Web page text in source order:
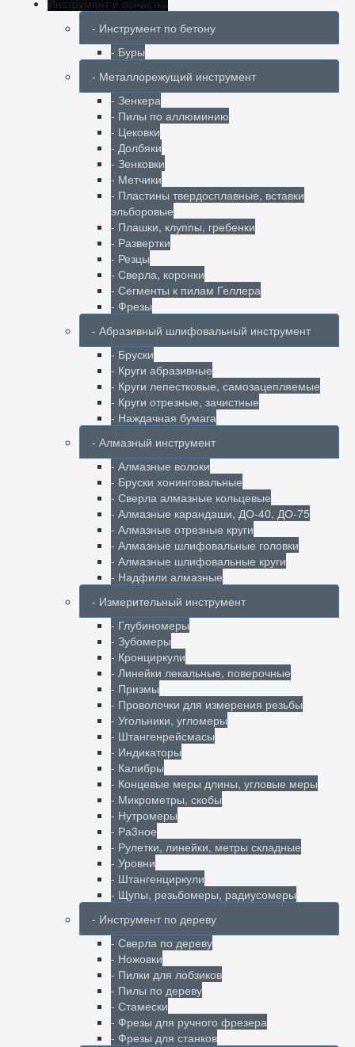
Инструмент и оснастка
- Инструмент по бетону
- Буры
- Металлорежущий инструмент
- Зенкера
- Пилы по аллюминию
- Цековки
- Долбяки
- Зенковки
- Метчики
- Пластины твердосплавные, вставки
эльборовые
- Плашки, клуппы, гребенки
- Развертки
- Резцы
- Сверла, коронки
- Сегменты к пилам Геллера
- Фрезы
- Абразивный шлифовальный инструмент
- Бруски
- Круги абразивные
- Круги лепестковые, самозацепляемые
- Круги отрезные, зачистные
- Наждачная бумага
- Алмазный инструмент
- Алмазные волоки
- Бруски хонинговальные
- Сверла алмазные кольцевые
- Алмазные карандаши, ДО-40, ДО-75
- Алмазные отрезные круги
- Алмазные шлифовальные головки
- Алмазные шлифовальные круги
- Надфили алмазные
- Измерительный инструмент
- Глубиномеры
- Зубомеры
- Кронциркули
- Линейки лекальные, поверочные
- Призмы
- Проволочки для измерения резьбы
- Угольники, угломеры
- Штангенрейсмасы
- Индикаторы
- Калибры
- Концевые меры длины, угловые меры
- Микрометры, скобы
- Нутромеры
- Ра3ное
- Рулетки, линейки, метры складные
- Уровни
- Штангенциркули
- Щупы, резьбомеры, радиусомеры
- Инструмент по дереву
- Сверла по дереву
- Ножовки
- Пилки для лобзиков
- Пилы по дереву
- Стамески
- Фрезы для ручного фрезера
- Фрезы для станков